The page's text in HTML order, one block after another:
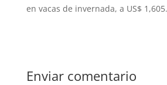
en vacas de invernada, a US$ 1,605.
Enviar comentario